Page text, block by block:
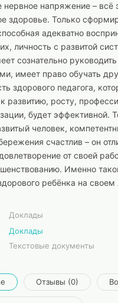
нервное напряжение – всё
здоровье. Только
адекватно
личность с развитой
сознательно
имеет право обучать
здорового педагога,
развитию, росту,
будет эффективной.
человек,
счастлив – он
от своей
Именно
ребёнка на
Доклады
Доклады
Текстовые документы
Отзывы (0)